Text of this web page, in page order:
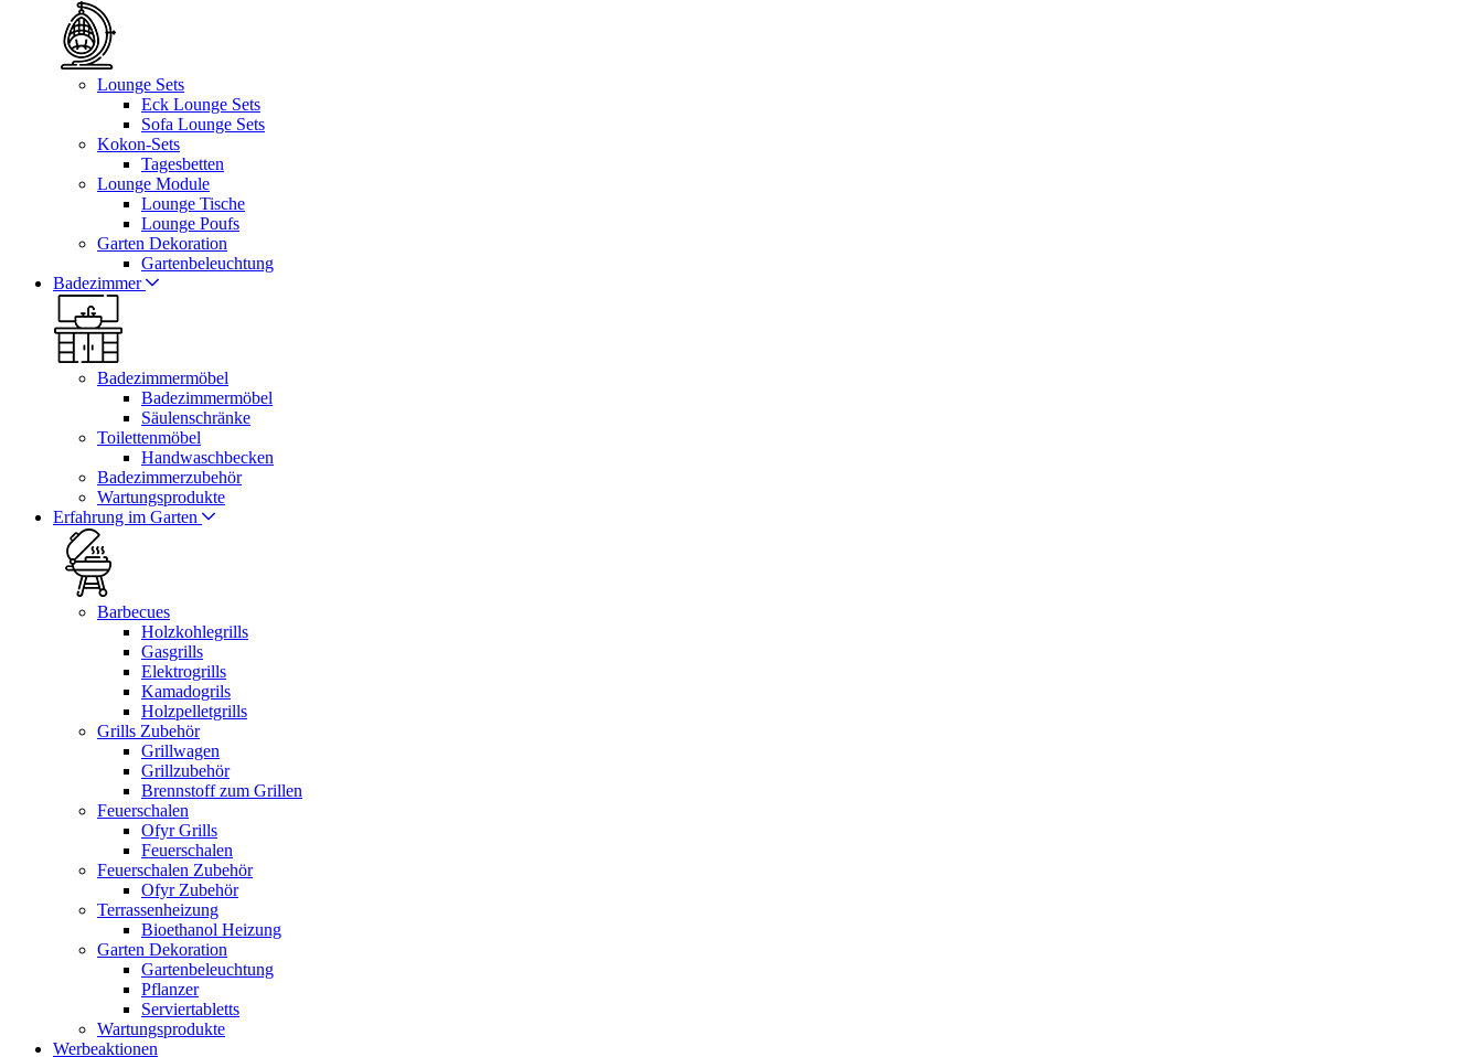
Lounge Sets
Eck Lounge Sets
Sofa Lounge Sets
Kokon-Sets
Tagesbetten
Lounge Module
Lounge Tische
Lounge Poufs
Garten Dekoration
Gartenbeleuchtung
Badezimmer
Badezimmermöbel
Badezimmermöbel
Säulenschränke
Toilettenmöbel
Handwaschbecken
Badezimmerzubehör
Wartungsprodukte
Erfahrung im Garten
Barbecues
Holzkohlegrills
Gasgrills
Elektrogrills
Kamadogrils
Holzpelletgrills
Grills Zubehör
Grillwagen
Grillzubehör
Brennstoff zum Grillen
Feuerschalen
Ofyr Grills
Feuerschalen
Feuerschalen Zubehör
Ofyr Zubehör
Terrassenheizung
Bioethanol Heizung
Garten Dekoration
Gartenbeleuchtung
Pflanzer
Serviertabletts
Wartungsprodukte
Werbeaktionen